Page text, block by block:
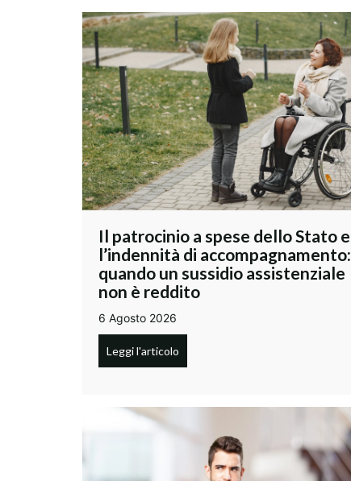
Il patrocinio a spese dello Stato e
l’indennità di accompagnamento:
quando un sussidio assistenziale
non è reddito
6 Agosto 2026
Leggi l'articolo